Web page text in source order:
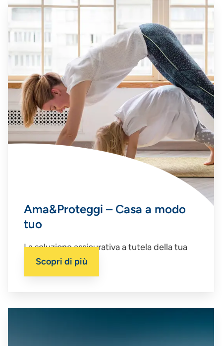
Ama&Proteggi – Casa a modo
tuo
La soluzione assicurativa a tutela della tua
casa.Scopri di più